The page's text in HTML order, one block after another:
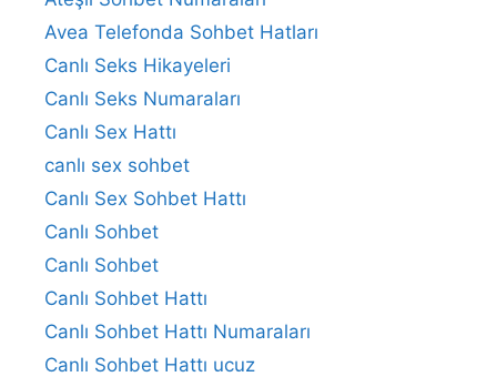
Avea Telefonda Sohbet Hatları
Canlı Seks Hikayeleri
Canlı Seks Numaraları
Canlı Sex Hattı
canlı sex sohbet
Canlı Sex Sohbet Hattı
Canlı Sohbet
Canlı Sohbet
Canlı Sohbet Hattı
Canlı Sohbet Hattı Numaraları
Canlı Sohbet Hattı ucuz